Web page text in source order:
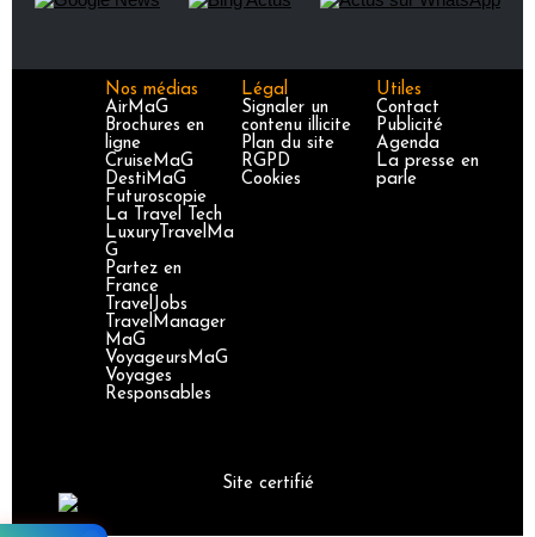
Nos médias
AirMaG
Brochures en
ligne
CruiseMaG
DestiMaG
Futuroscopie
La Travel Tech
LuxuryTravelMa
G
Partez en
France
TravelJobs
TravelManager
MaG
VoyageursMaG
Voyages
Responsables
Légal
Signaler un
contenu illicite
Plan du site
RGPD
Cookies
Utiles
Contact
Publicité
Agenda
La presse en
parle
Site certifié